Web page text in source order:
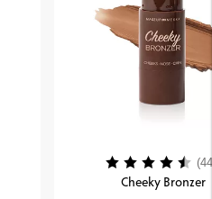
4.1 utav 5 stjärnor
Cheeky Bronzer
Betyg: